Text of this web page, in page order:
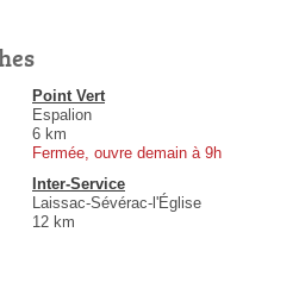
Point Vert
Espalion
6 km
Fermée, ouvre demain à 9h
Inter-Service
Laissac-Sévérac-l'Église
12 km